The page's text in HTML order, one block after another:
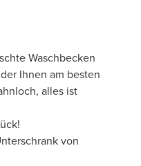
Waschbecken
Ihnen am besten
alles ist
von